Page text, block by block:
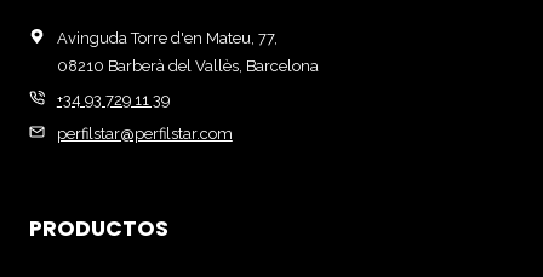
Avinguda Torre d'en Mateu, 77,
08210 Barberà del Vallès, Barcelona
+34 93 729 11 39
perfilstar@perfilstar.com
PRODUCTOS